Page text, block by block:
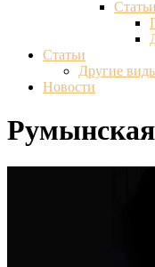
Статьи
Статьи
Другие
Новости
Румынская